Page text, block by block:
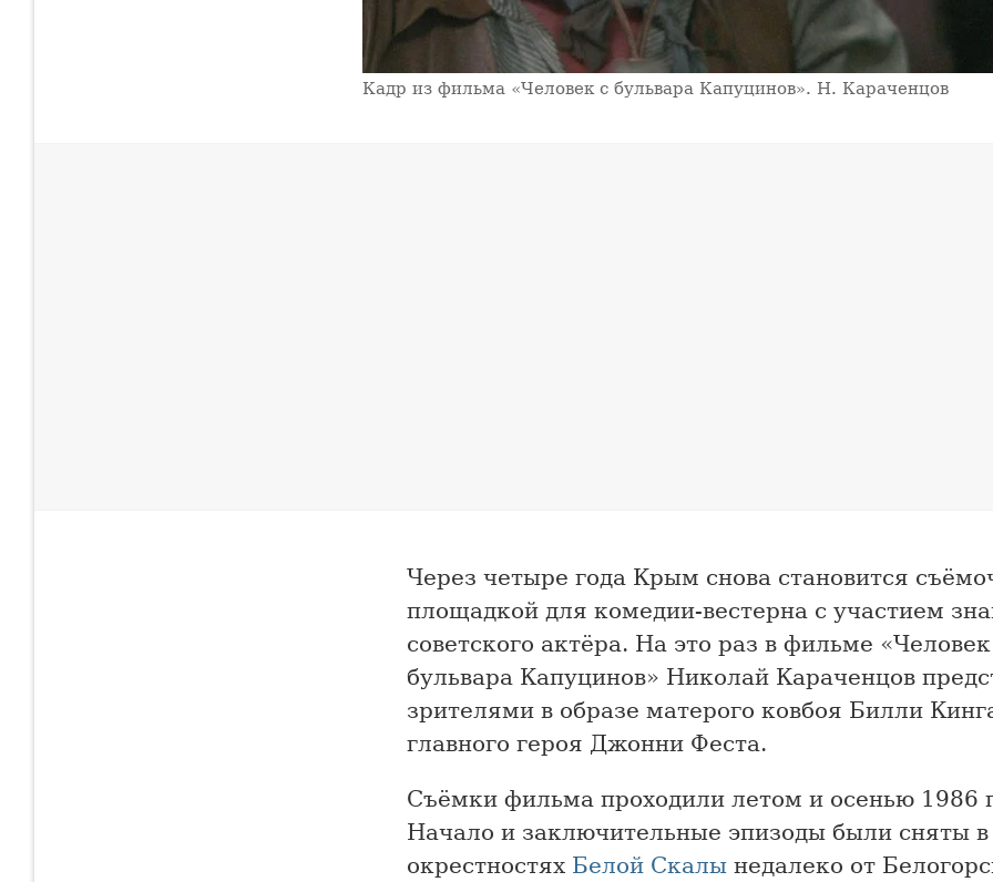
Кадр из фильма «Человек с бульвара Капуцинов». Н. Караченцов
Через четыре года Крым снова становится
площадкой для комедии-вестерна с участием
советского актёра. На это раз в фильме
бульвара Капуцинов» Николай Караченцов
зрителями в образе матерого ковбоя Билли
главного героя Джонни Феста.
Съёмки фильма проходили летом и осенью 1986
Начало и заключительные эпизоды были сняты в
окрестностях Белой Скалы недалеко от